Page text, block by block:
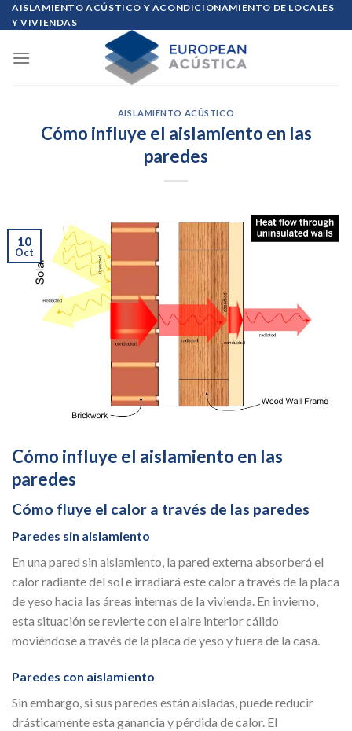
Skip
to
AISLAMIENTO ACÚSTICO Y ACONDICIONAMIENTO DE LOCALES
Y VIVIENDAS
AISLAMIENTO ACÚSTICO
Cómo influye el aislamiento en las
paredes
10
Oct
Cómo influye el aislamiento en las
paredes
Cómo fluye el calor a través de las paredes
Paredes sin aislamiento
En una pared sin aislamiento, la pared externa absorberá el
calor radiante del sol e irradiará este calor a través de la placa
de yeso hacia las áreas internas de la vivienda. En invierno,
esta situación se revierte con el aire interior cálido
moviéndose a través de la placa de yeso y fuera de la casa.
Paredes con aislamiento
Sin embargo, si sus paredes están aisladas, puede reducir
drásticamente esta ganancia y pérdida de calor. El